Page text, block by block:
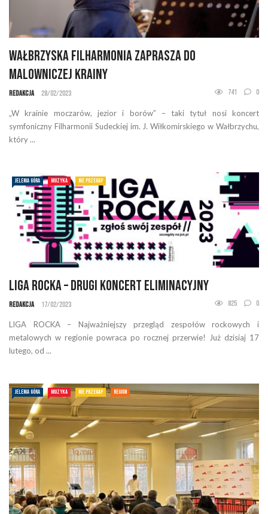
Wałbrzyska filharmonia zaprasza do
malowniczej krainy
Redakcja 28/02/2023 741 0
„W krainie moczarów, jezior i borów” – taki tytuł nosi koncert
symfoniczny Filharmonii Sudeckiej im. J. Wiłkomirskiego w Wałbrzychu,
który ...
JELENIA GÓRA MUZYKA NIE PRZEGAP
Liga Rocka – drugi koncert eliminacyjny
Redakcja 17/02/2023 825 0
LIGA ROCKA – Najważniejszy przegląd zespołów rockowych i
metalowych w regionie powraca po rocznej przerwie! Już dzisiaj 17
lutego, od ...
JELENIA GÓRA MUZYKA NIE PRZEGAP REGION